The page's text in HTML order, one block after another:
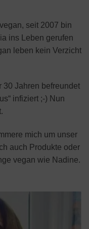
seit 2007 bin
ins Leben gerufen
leben kein Verzicht
30 Jahren befreundet
infiziert ;-) Nun
mich um unser
auch Produkte oder
vegan wie Nadine.